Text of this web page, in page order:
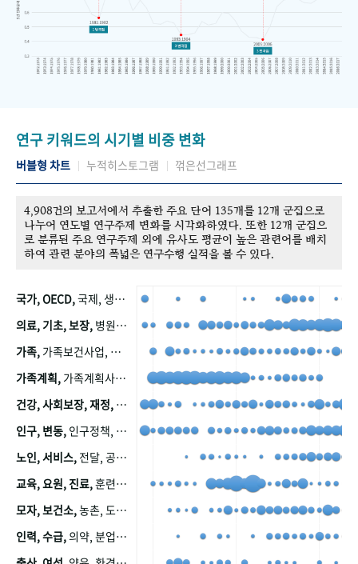
연구 키워드의 시기별 비중 변화
버블형 차트 누적히스토그램 꺾은선그래프
4,908건의 보고서에서 추출한 주요 단어 135개를 12개 군집으로
나누어 연도별 연구주제 변화를 시각화하였다. 또한 12개 군집으
로 분류된 주요 연구주제 외에 유사도 평균이 높은 관련어를 배치
하여 관련 분야의 폭넓은 연구수행 실적을 볼 수 있다.
국가, OECD,국제, 생산, 아시아, 태평양, 태평양지역, 참가
의료, 기초, 보장, 병원, 가정, 연금, 연계, 공적, 일본, 생활, 국민기초생활보장제도, 국민연금, 기금, 저소득층, 근로, 자활, 급여, 환자, 의료비, 모니터링, 한국복지패널, 소득, 지표, 빈곤, 노후, 장애인
가족, 가족보건사업, 산업, 친화, 전국, 출산력
가족계획, 가족계획사업, 가족계획사업평가, 한국가족계획사업, 피임, 보급, 부인, 자궁, 피임약
건강, 사회보장, 재정,
인구, 변동, 인구정책, 저출산, 고령사회, 고령화, 이동, 남북한, 지방자치단체, 컨설팅, 복지정책평가, 집, 사회개발
노인, 서비스, 전달, 공공, 보육, 수요, 공급, 사회서비스, 데이터, 보호, 요양, 아동, 예방, 청소년, 효율, 자원
교육, 요원, 진료,훈련, 보건요원, 마을, 마을건강사업, 보조원, 진료원, 보건진료원, 보건진료원교재
모자, 보건소,농촌, 도시, 금연, 농촌지역, 모자보건사업
인력, 수급,의약, 분업, 식품, 의약품, 의사, 안전